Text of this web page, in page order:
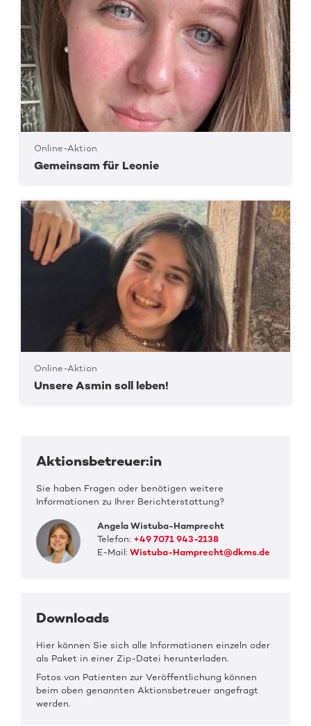
Online-Aktion
Gemeinsam für Leonie
Online-Aktion
Unsere Asmin soll leben!
Aktionsbetreuer:in
Sie haben Fragen oder benötigen weitere
Informationen zu Ihrer Berichterstattung?
Angela Wistuba-Hamprecht
Telefon: +49 7071 943-2138
E-Mail:Wistuba-Hamprecht@dkms.de
Downloads
Hier können Sie sich alle Informationen einzeln oder
als Paket in einer Zip-Datei herunterladen.
Fotos von Patienten zur Veröffentlichung können
beim oben genannten Aktionsbetreuer angefragt
werden.